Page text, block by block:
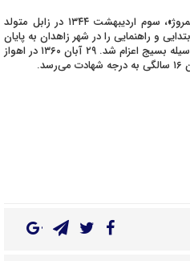
به گزارش پایگاه خبری تحلیلی «خبر نیمروژ»، سوم اردیبهشت ۱۳۴۴ در زابل متولد
و راهنمایی را در شهر زاهدان به پایان
رساند، بعد از اتمام دوران راهنمایی به‌وسیله بسیج اعزام شد. ۲۹ آبان ۱۳۶۰ در اهواز